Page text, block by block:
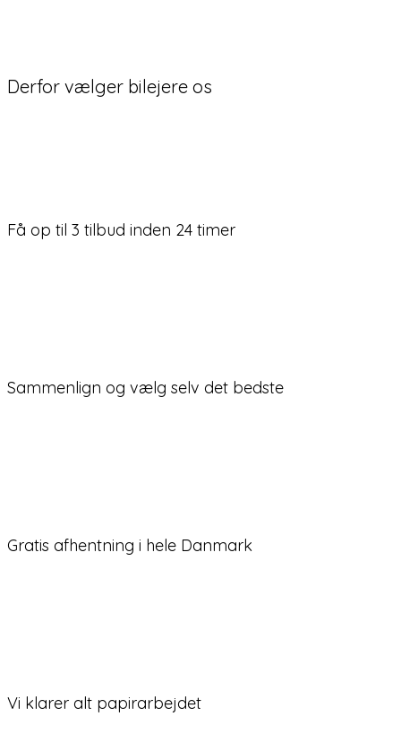
Derfor vælger bilejere os
Få op til 3 tilbud inden 24 timer
Sammenlign og vælg selv det bedste
Gratis afhentning i hele Danmark
Vi klarer alt papirarbejdet